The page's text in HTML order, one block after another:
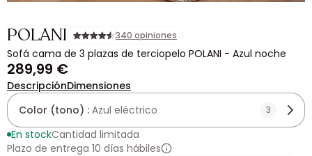
POLANI 340 opiniones
Sofá cama de 3 plazas de terciopelo POLANI - Azul noche
289,99 €
DescripciónDimensiones
Color (tono) : Azul eléctrico 3
En stockCantidad limitada
Plazo de entrega 10 días hábiles